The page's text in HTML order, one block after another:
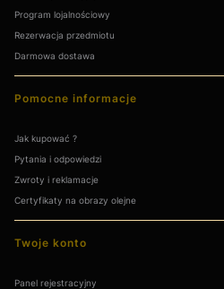
Program lojalnościowy
Rezerwacja przedmiotu
Darmowa dostawa
Pomocne informacje
Jak kupować ?
Pytania i odpowiedzi
Zwroty i reklamacje
Certyfikaty na obrazy olejne
Twoje konto
Panel rejestracyjny